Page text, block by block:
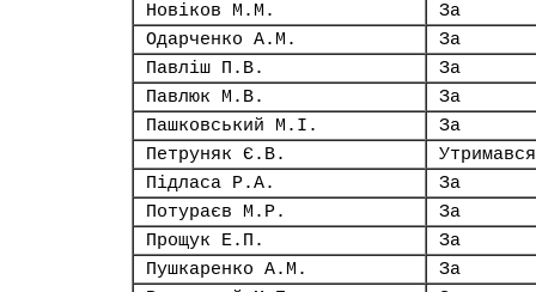
Новіков М.М.
За
Одарченко А.М.
За
Павліш П.В.
За
Павлюк М.В.
За
Пашковський М.І.
За
Петруняк Є.В.
Утримався
Підласа Р.А.
За
Потураєв М.Р.
За
Прощук Е.П.
За
Пушкаренко А.М.
За